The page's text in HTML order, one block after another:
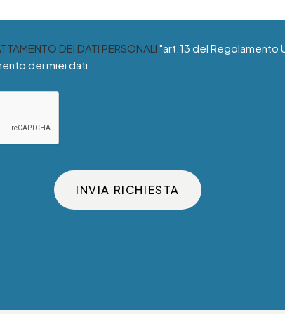
DEI DATI PERSONALI "art.13 del Regolamento
dei miei dati
INVIA RICHIESTA